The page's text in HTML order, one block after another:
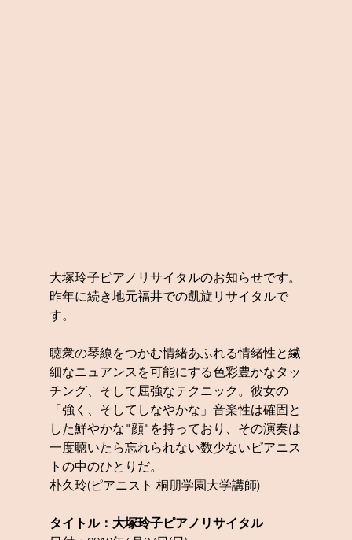
大塚玲子ピアノリサイタルのお知らせです。
昨年に続き地元福井での凱旋リサイタルで
す。
聴衆の琴線をつかむ情緒あふれる情緒性と繊
細なニュアンスを可能にする色彩豊かなタッ
チング、そして屈強なテクニック。彼女の
「強く、そしてしなやかな」音楽性は確固と
した鮮やかな"顔"を持っており、その演奏は
一度聴いたら忘れられない数少ないピアニス
トの中のひとりだ。
朴久玲(ピアニスト 桐朋学園大学講師)
タイトル：大塚玲子ピアノリサイタル